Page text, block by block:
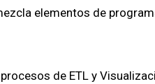
elementos de
de ETL y